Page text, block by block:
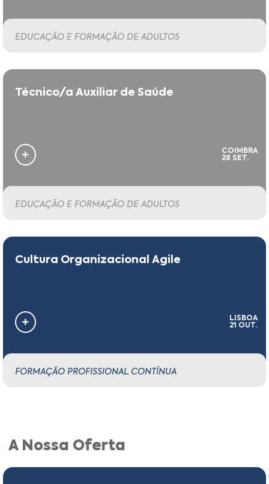
EDUCAÇÃO E FORMAÇÃO DE ADULTOS
Técnico/a Auxiliar de Saúde
COIMBRA
28 SET.
EDUCAÇÃO E FORMAÇÃO DE ADULTOS
Cultura Organizacional Agile
LISBOA
21 OUT.
FORMAÇÃO PROFISSIONAL CONTÍNUA
A Nossa Oferta